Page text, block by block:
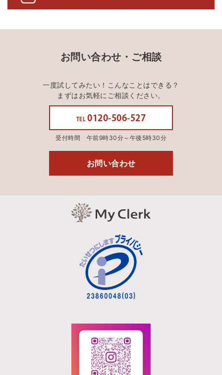
お問い合わせ・ご相談
一度試してみたい！こんなことはできる？
まずはお気軽にご相談ください。
TEL 0120-506-527
受付時間 午前9時30分～午後5時30分
お問い合わせ